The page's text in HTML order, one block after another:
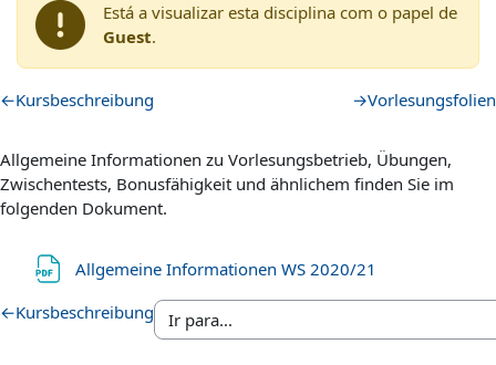
Está a visualizar esta disciplina com o papel de
Guest.
Lista de secções
←Kursbeschreibung →Vorlesungsfolien
Allgemeine Informationen zu Vorlesungsbetrieb, Übungen,
Zwischentests, Bonusfähigkeit und ähnlichem finden Sie im
folgenden Dokument.
Allgemeine Informationen WS 2020/21
←Kursbeschreibung